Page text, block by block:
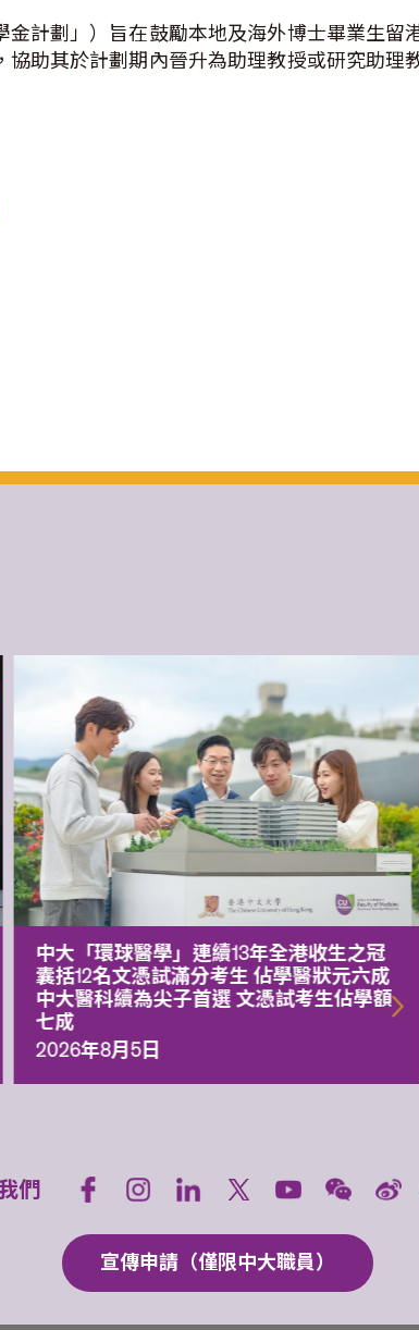
計劃」）旨在鼓勵本地及海外博士畢業生
助其於計劃期內晉升為助理教授或研究助
中大「環球醫學」連續13年全港收生之冠
囊括12名文憑試滿分考生 佔學醫狀元六成
中大醫科續為尖子首選 文憑試考生佔學額
七成
2026年8月5日
們
宣傳申請（僅限中大職員）